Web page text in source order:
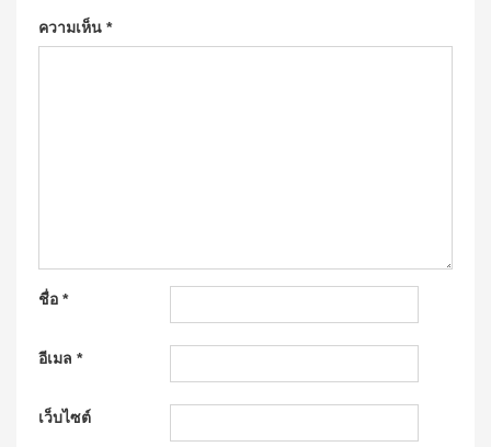
ความเห็น *
ชื่อ *
อีเมล *
เว็บไซต์